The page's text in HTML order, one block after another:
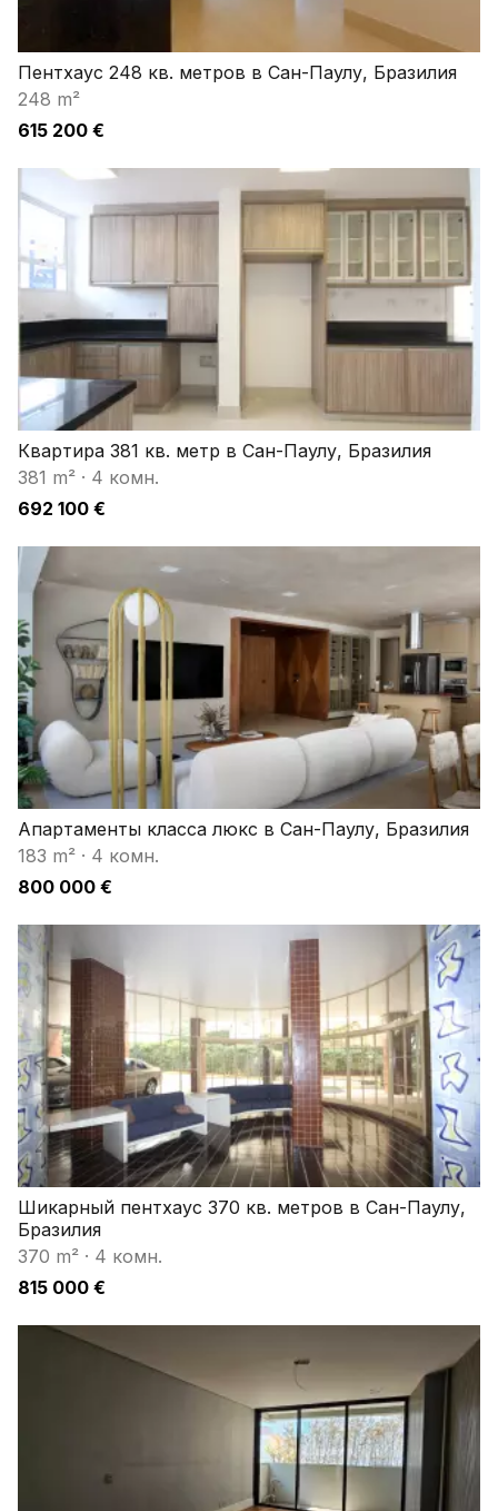
Пентхаус 248 кв. метров в Сан-Паулу, Бразилия
248 m²
615 200 €
Квартира 381 кв. метр в Сан-Паулу, Бразилия
381 m² · 4 комн.
692 100 €
Апартаменты класса люкс в Сан-Паулу, Бразилия
183 m² · 4 комн.
800 000 €
Шикарный пентхаус 370 кв. метров в Сан-Паулу,
Бразилия
370 m² · 4 комн.
815 000 €